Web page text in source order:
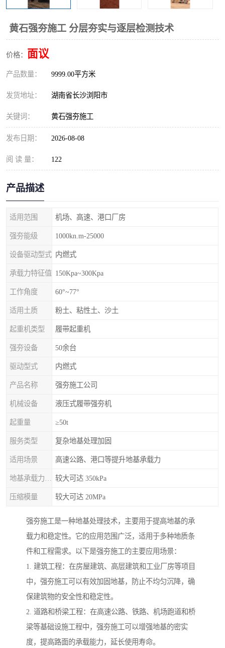
黄石强夯施工 分层夯实与逐层检测技术
价格： 面议
产品数量： 9999.00平方米
发货地址： 湖南省长沙浏阳市
关键词： 黄石强夯施工
发布日期： 2026-08-08
阅 读 量： 122
产品描述
适用范围 机场、高速、港口厂房
强夯能级 1000kn.m-25000
设备驱动型式 内燃式
承载力特征值 150Kpa~300Kpa
工作角度 60°~77°
适用土质 粉土、粘性土、沙土
起重机类型 履带起重机
强夯设备 50余台
驱动型式 内燃式
产品名称 强夯施工公司
机械设备 液压式履带强夯机
起重量 ≥50t
服务类型 复杂地基处理加固
适用场景 高速公路、港口等提升地基承载力
较大可达 350kPa
压缩模量 较大可达 20MPa
强夯施工是一种地基处理技术，主要用于提高地基的承
载力和稳定性。它的应用范围广泛，适用于多种地质条
件和工程需求。以下是强夯施工的主要应用场景：
1. 建筑工程：在房屋建筑、高层建筑和工业厂房等项目
中，强夯施工可以有效加固地基，防止不均匀沉降，确
保建筑物的安全性和稳定性。
2. 道路和桥梁工程：在高速公路、铁路、机场跑道和桥
梁等基础设施工程中，强夯施工可以增强地基的密实
度，提高路面的承载能力，延长使用寿命。